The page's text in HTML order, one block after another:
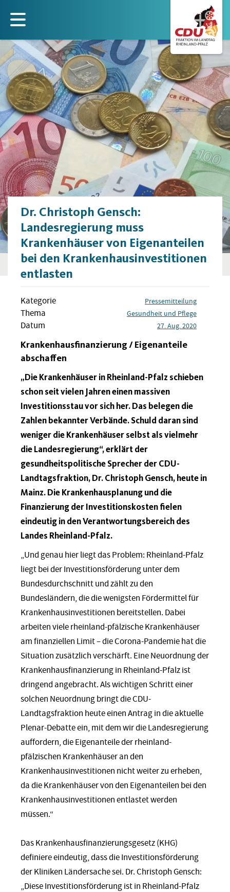
zum
Inhalt
Dr. Christoph Gensch:
Landesregierung muss
Krankenhäuser von Eigenanteilen
bei den Krankenhausinvestitionen
entlasten
Kategorie Pressemitteilung
Thema Gesundheit und Pflege
Datum 27. Aug. 2020
Krankenhausfinanzierung / Eigenanteile
abschaffen
„Die Krankenhäuser in Rheinland-Pfalz schieben
schon seit vielen Jahren einen massiven
Investitionsstau vor sich her. Das belegen die
Zahlen bekannter Verbände. Schuld daran sind
weniger die Krankenhäuser selbst als vielmehr
die Landesregierung“, erklärt der
gesundheitspolitische Sprecher der CDU-
Landtagsfraktion, Dr. Christoph Gensch, heute in
Mainz. Die Krankenhausplanung und die
Finanzierung der Investitionskosten fielen
eindeutig in den Verantwortungsbereich des
Landes Rheinland-Pfalz.
„Und genau hier liegt das Problem: Rheinland-Pfalz
liegt bei der Investitionsförderung unter dem
Bundesdurchschnitt und zählt zu den
Bundesländern, die die wenigsten Fördermittel für
Krankenhausinvestitionen bereitstellen. Dabei
arbeiten viele rheinland-pfälzische Krankenhäuser
am finanziellen Limit – die Corona-Pandemie hat die
Situation zusätzlich verschärft. Eine Neuordnung der
Krankenhausfinanzierung in Rheinland-Pfalz ist
dringend angebracht. Als wichtigen Schritt einer
solchen Neuordnung bringt die CDU-
Landtagsfraktion heute einen Antrag in die aktuelle
Plenar-Debatte ein, mit dem wir die Landesregierung
auffordern, die Eigenanteile der rheinland-
pfälzischen Krankenhäuser an den
Krankenhausinvestitionen nicht weiter zu erheben,
da die Krankenhäuser von den Eigenanteilen bei den
Krankenhausinvestitionen entlastet werden
müssen.“
Das Krankenhausfinanzierungsgesetz (KHG)
definiere eindeutig, dass die Investitionsförderung
der Kliniken Ländersache sei. Dr. Christoph Gensch:
„Diese Investitionsförderung ist in Rheinland-Pfalz